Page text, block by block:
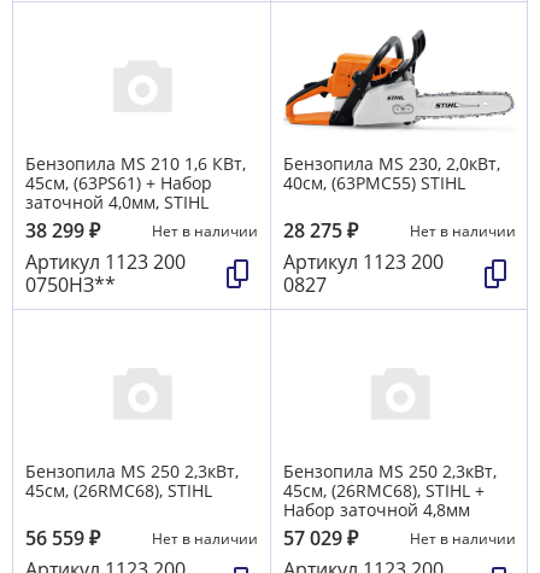
Бензопила MS 210 1,6 КВт,
45см, (63РS61) + Набор
заточной 4,0мм, STIHL
38 299₽ Нет в наличии
Артикул 1123 200
0750НЗ**
Бензопила MS 230, 2,0кВт,
40см, (63PMC55) STIHL
28 275₽ Нет в наличии
Артикул 1123 200
0827
Бензопила MS 250 2,3кВт,
45см, (26RMC68), STIHL
56 559₽ Нет в наличии
Бензопила MS 250 2,3кВт,
45см, (26RMC68), STIHL +
Набор заточной 4,8мм
57 029₽ Нет в наличии